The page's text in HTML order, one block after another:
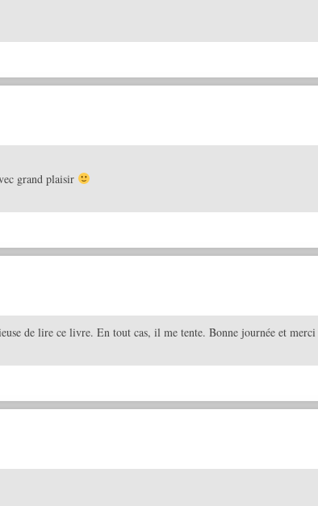
grand plaisir
de lire ce livre. En tout cas, il me tente. Bonne journée et merci